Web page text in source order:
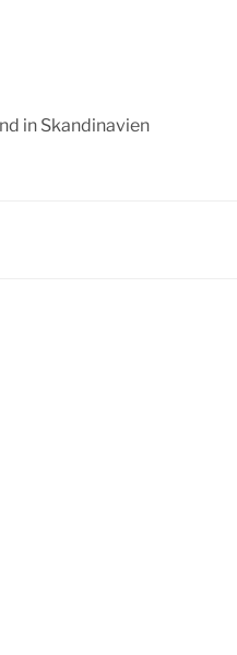
in Skandinavien